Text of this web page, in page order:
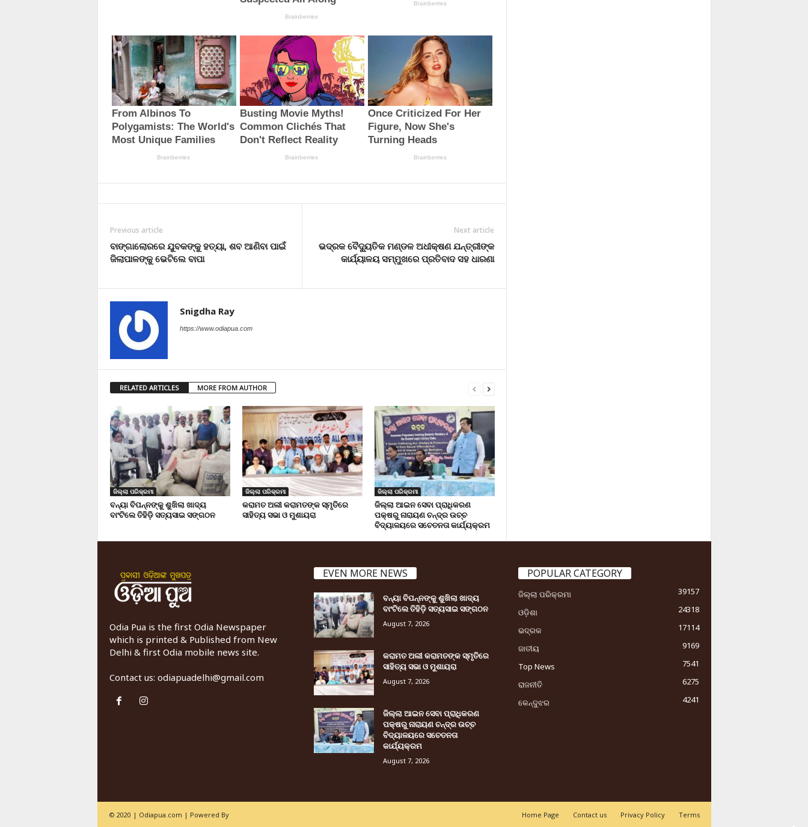
Previous article
ବାଙ୍ଗାଲୋରରେ ଯୁବକଙ୍କୁ ହତ୍ୟା, ଶବ ଆଣିବା ପାଇଁ
ଜିଲାପାଳଙ୍କୁ ଭେଟିଲେ ବାପା
Next article
ଭଦ୍ରକ ବୈଦ୍ୟୁତିକ ମଣ୍ଡଳ ଅଧୀକ୍ଷଣ ଯନ୍ତ୍ରୀଙ୍କ
କାର୍ଯ୍ୟାଳୟ ସମ୍ମୁଖରେ ପ୍ରତିବାଦ ସହ ଧାରଣା
Snigdha Ray
https://www.odiapua.com
RELATED ARTICLES MORE FROM AUTHOR
ଜିଲ୍ଲା ପରିକ୍ରମା
ବନ୍ୟା ବିପନ୍ନଙ୍କୁ ଶୁଖିଲା ଖାଦ୍ୟ
ବାଂଟିଲେ ତିହିଡି଼ ସତ୍ୟସାଇ ସଙ୍ଗଠନ
ଜିଲ୍ଲା ପରିକ୍ରମା
କରାମତ ଅଲୀ କରାମତଙ୍କ ସ୍ମୃତିରେ
ସାହିତ୍ୟ ସଭା ଓ ମୁଶାୟରା
ଜିଲ୍ଲା ପରିକ୍ରମା
ଜିଲ୍ଲା ଆଇନ ସେବା ପ୍ରାଧିକରଣ
ପକ୍ଷରୁ ନାରାୟଣ ଚନ୍ଦ୍ର ଉଚ୍ଚ
ବିଦ୍ୟାଳୟରେ ସଚେତନତା କାର୍ଯ୍ୟକ୍ରମ
Odia Pua is the first Odia Newspaper
which is printed & Published from New
Delhi & first Odia mobile news site.
Contact us: odiapuadelhi@gmail.com
EVEN MORE NEWS
ବନ୍ୟା ବିପନ୍ନଙ୍କୁ ଶୁଖିଲା ଖାଦ୍ୟ
ବାଂଟିଲେ ତିହିଡି଼ ସତ୍ୟସାଇ ସଙ୍ଗଠନ
August 7, 2026
କରାମତ ଅଲୀ କରାମତଙ୍କ ସ୍ମୃତିରେ
ସାହିତ୍ୟ ସଭା ଓ ମୁଶାୟରା
August 7, 2026
ଜିଲ୍ଲା ଆଇନ ସେବା ପ୍ରାଧିକରଣ
ପକ୍ଷରୁ ନାରାୟଣ ଚନ୍ଦ୍ର ଉଚ୍ଚ
ବିଦ୍ୟାଳୟରେ ସଚେତନତା
କାର୍ଯ୍ୟକ୍ରମ
August 7, 2026
POPULAR CATEGORY
ଜିଲ୍ଲା ପରିକ୍ରମା
39157
ଓଡ଼ିଶା
24318
ଭଦ୍ରକ
17114
ଜାତୀୟ
9169
Top News
7541
ରାଜନୀତି
6275
କେନ୍ଦୁଝର
4241
Home Page Contact us Privacy Policy Terms
© 2020 | Odiapua.com | Powered By